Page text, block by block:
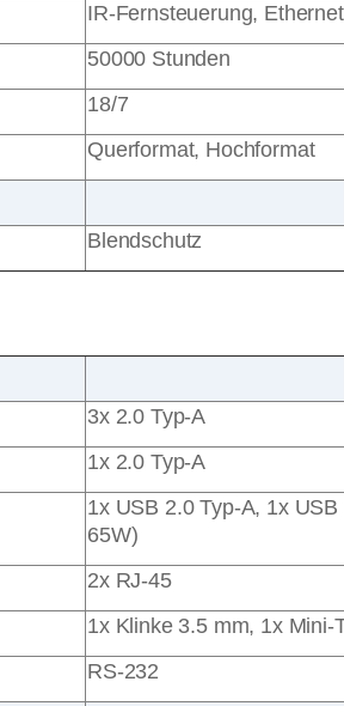
IR-Fernsteuerung,
50000 Stunden
18/7
Querformat, Hochformat
Blendschutz
3x 2.0 Typ-A
1x 2.0 Typ-A
1x USB 2.0 Typ-A, 1x USB
65W)
2x RJ-45
1x Klinke 3.5 mm, 1x Mini-
RS-232